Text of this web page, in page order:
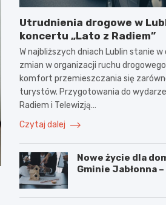
Utrudnienia drogowe w
koncertu „Lato z Radiem”
W najbliższych dniach Lublin stanie
zmian w organizacji ruchu
komfort przemieszczania się
turystów. Przygotowania do
Radiem i Telewizją…
Czytaj dalej
Nowe życie dla
Gminie Jabłonna